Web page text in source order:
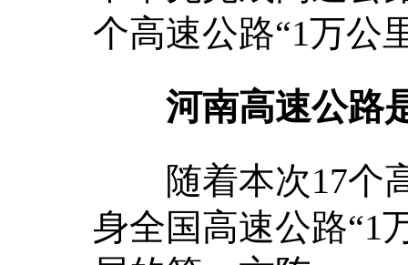
个高速公路“1万公
河南高速公路
随着本次17个高
身全国高速公路“1